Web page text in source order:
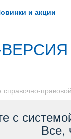
и акции
справочно-
с
се,